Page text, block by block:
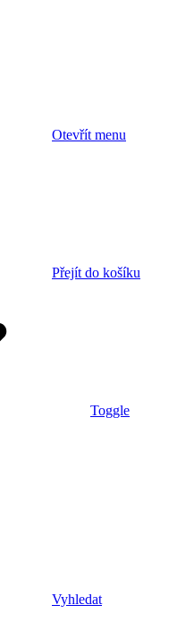
Otevřít menu
Přejít do košíku
Toggle
Vyhledat